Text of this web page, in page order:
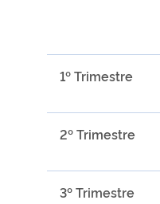
1º Trimestre
2º Trimestre
3º Trimestre